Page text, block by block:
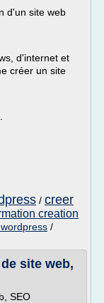
d'un site web
d'internet et
créer un site
/ creer
creation
/
site web,
SEO